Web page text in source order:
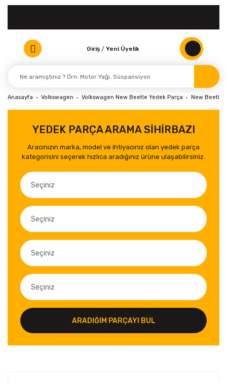
Giriş / Yeni Üyelik
Anasayfa Volkswagen Volkswagen New Beetle Yedek Parça New Beetle
YEDEK PARÇA ARAMA SİHİRBAZI
Aracınızın marka, model ve ihtiyacınız olan yedek parça
kategorisini seçerek hızlıca aradığınız ürüne ulaşabilirsiniz.
ARADIĞIM PARÇAYI BUL